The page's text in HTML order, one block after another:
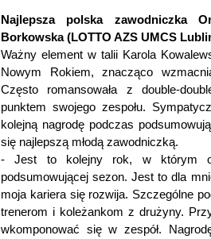
Najlepsza polska zawodniczka
Borkowska (LOTTO AZS UMCS
Ważny element w talii Karola
Nowym Rokiem, znacząco
Często romansowała z double-
punktem swojego zespołu.
kolejną nagrodę podczas
się najlepszą młodą zawodniczką.
- Jest to kolejny rok, w którym
podsumowującej sezon. Jest to dla
moja kariera się rozwija. Szczególne
trenerom i koleżankom z drużyny.
wkomponować się w zespół.